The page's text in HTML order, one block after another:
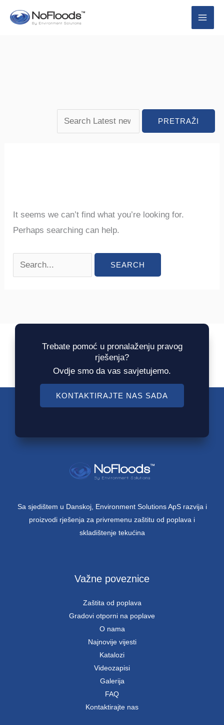
It seems we can’t find what you’re looking for.
Perhaps searching can help.
for:
Trebate pomoć u pronalaženju pravog
rješenja?
Ovdje smo da vas savjetujemo.
KONTAKTIRAJTE NAS SADA
Sa sjedištem u Danskoj, Environment Solutions ApS razvija i
proizvodi rješenja za privremenu zaštitu od poplava i
skladištenje tekućina
Važne poveznice
Zaštita od poplava
Gradovi otporni na poplave
O nama
Najnovije vijesti
Katalozi
Videozapisi
Galerija
FAQ
Kontaktirajte nas